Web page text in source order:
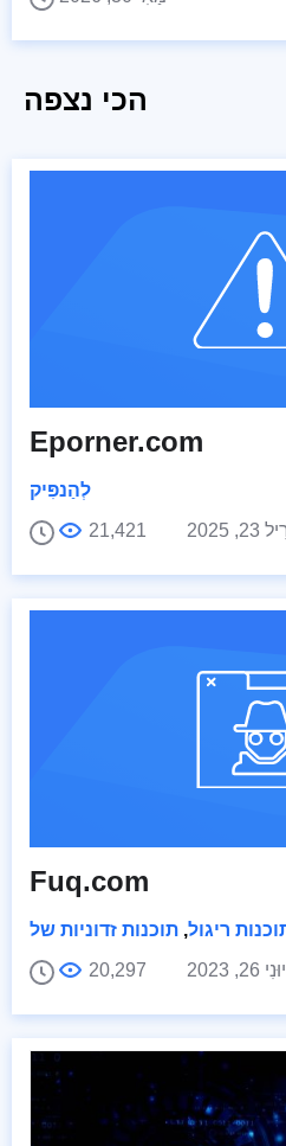
הכי נצפה
Eporner.com
לְהַנפִּיק
2025
21,421
Fuq.com
ריגול,
יוּנִי 26, 2023
20,297